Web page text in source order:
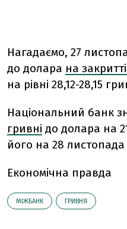
Нагадаємо, 27
до долара на
на рівні 28,12-28,15
Національний банк
гривні до долара на
його на 28 листопада
Економічна правда
МІЖБАНК ГРИВНЯ